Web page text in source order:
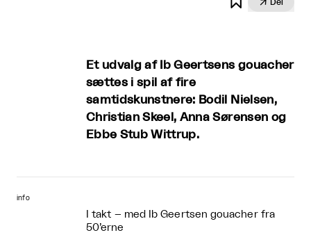
Del
Et udvalg af Ib Geertsens gouacher
sættes i spil af fire
samtidskunstnere: Bodil Nielsen,
Christian Skeel, Anna Sørensen og
Ebbe Stub Wittrup.
info
I takt – med Ib Geertsen gouacher fra
50’erne